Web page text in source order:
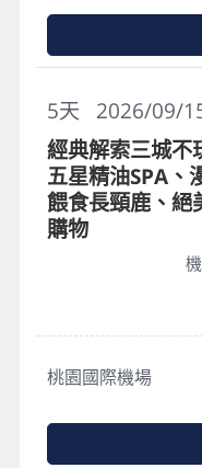
2026/09/
5天
經典解索三城不
五星精油SPA、
餵食長頸鹿、絕
購物
桃園國際機場